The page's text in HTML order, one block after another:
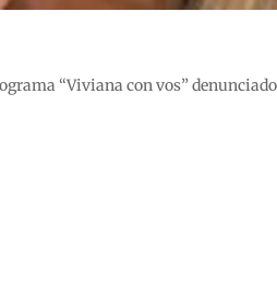
“Viviana con vos”